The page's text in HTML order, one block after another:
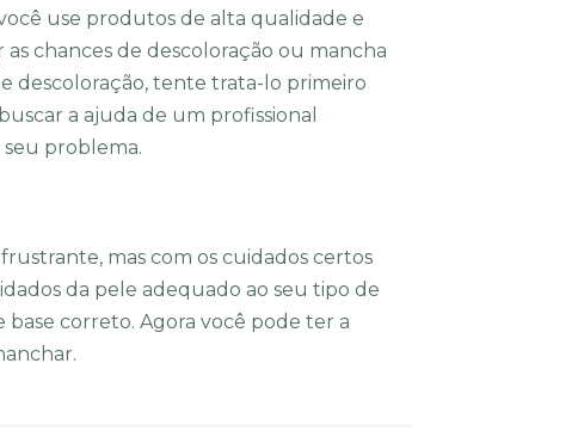
use produtos de alta qualidade e
chances de descoloração ou mancha
descoloração, tente trata-lo primeiro
a ajuda de um profissional
problema.
mas com os cuidados certos
da pele adequado ao seu tipo de
correto. Agora você pode ter a